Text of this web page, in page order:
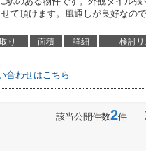
て頂けます。風通しが良好なの
り 面積 詳細 検討リ
合わせはこちら
該当公開件数2件